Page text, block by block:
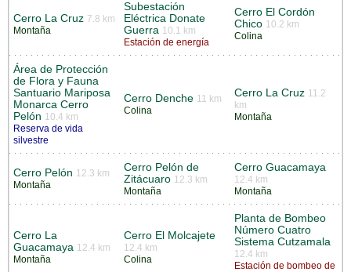
Cerro La Cruz 7.8 km
Montaña
Subestación
Eléctrica Donate
Guerra 10.1 km
Estación de energía
Cerro El Cordón
Chico 10.2 km
Colina
Área de Protección
de Flora y Fauna
Santuario Mariposa
Monarca Cerro
Pelón 10.4 km
Reserva de vida
silvestre
Cerro Denche 11 km
Colina
Cerro La Cruz 11.2
km
Montaña
Cerro Pelón 12.3 km
Montaña
Cerro Pelón de
Zitácuaro 12.3 km
Montaña
Cerro Guacamaya
12.4 km
Montaña
Cerro La
Guacamaya 12.4 km
Montaña
Cerro El Molcajete
12.4 km
Colina
Planta de Bombeo
Número Cuatro
Sistema Cutzamala
12.4 km
Estación de bombeo de